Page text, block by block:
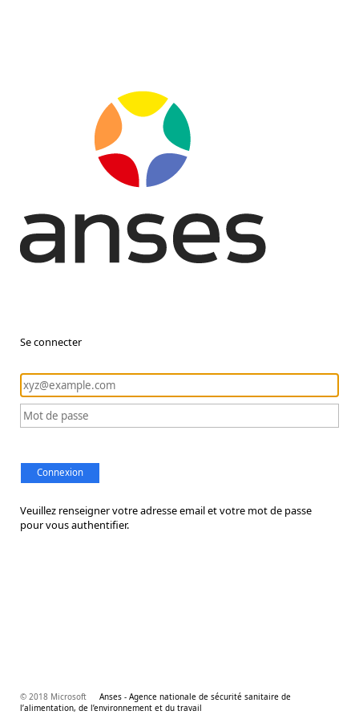
Se connecter
Connexion
Veuillez renseigner votre adresse email et votre mot de passe
pour vous authentifier.
© 2018 Microsoft
Anses - Agence nationale de sécurité sanitaire de
l’alimentation, de l’environnement et du travail